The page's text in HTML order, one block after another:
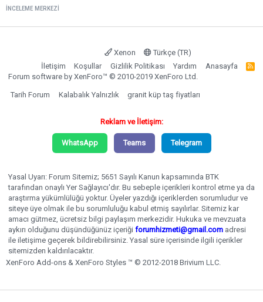
İNCELEME MERKEZI
Xenon
Türkçe (TR)
İletişim
Koşullar Gizlilik Politikası Yardım Anasayfa
R
S
Forum software by XenForo™ © 2010-2019 XenForo Ltd.
Tarih Forum Kalabalık Yalnızlık granit küp taş fiyatları
Reklam ve İletişim:
WhatsApp Teams Telegram
Yasal Uyarı: Forum Sitemiz; 5651 Sayılı Kanun kapsamında BTK
tarafından onaylı Yer Sağlayıcı'dır. Bu sebeple içerikleri kontrol etme ya da
araştırma yükümlülüğü yoktur. Üyeler yazdığı içeriklerden sorumludur ve
siteye üye olmak ile bu sorumluluğu kabul etmiş sayılırlar. Sitemiz kar
amacı gütmez, ücretsiz bilgi paylaşım merkezidir. Hukuka ve mevzuata
aykırı olduğunu düşündüğünüz içeriği forumhizmeti@gmail.com adresi
ile iletişime geçerek bildirebilirsiniz. Yasal süre içerisinde ilgili içerikler
sitemizden kaldırılacaktır.
XenForo Add-ons & XenForo Styles ™ © 2012-2018 Brivium LLC.